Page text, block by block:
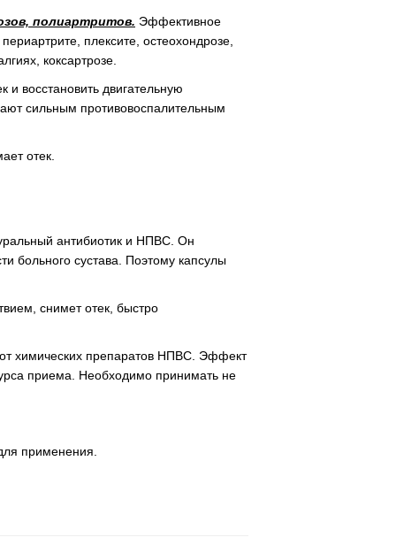
полиартритов. Эффективное
плексите, остеохондрозе,
коксартрозе.
и восстановить двигательную
сильным противовоспалительным
отек.
антибиотик и НПВС. Он
больного сустава. Поэтому капсулы
снимет отек, быстро
химических препаратов НПВС. Эффект
приема. Необходимо принимать не
применения.